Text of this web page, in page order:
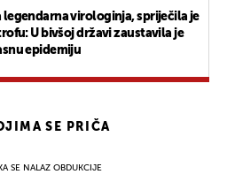
legendarna virologinja, spriječila je
U bivšoj državi zaustavila je
epidemiju
SE PRIČA
SE NALAZ OBDUKCIJE